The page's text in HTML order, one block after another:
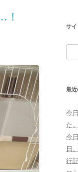
！
サイ
索:
最近
今
た
今
日
行